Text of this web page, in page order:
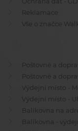
Reklamace
Vše o značce
Poštovné a
Poštovné a
Výdejní místo -
Výdejní místo -
Balíkovna na
Balíkovna -